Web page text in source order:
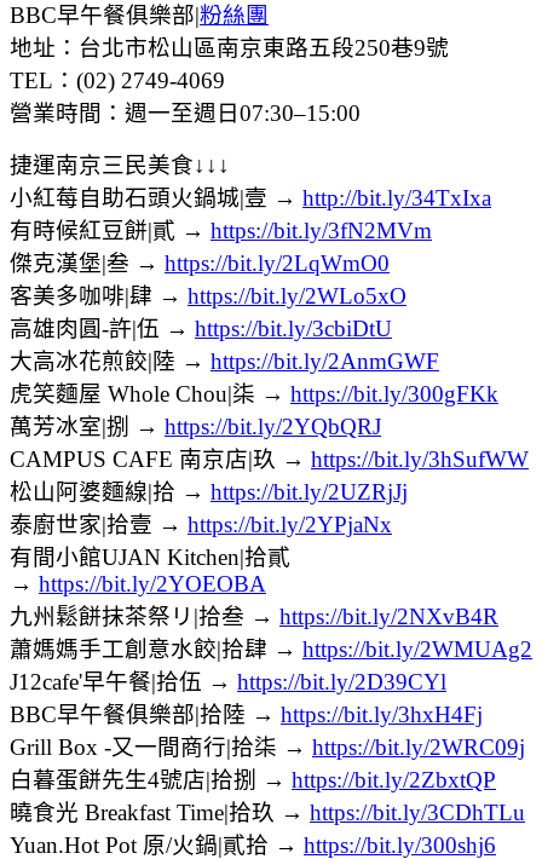
BBC早午餐俱樂部|粉絲團
地址：台北市松山區南京東路五段250巷9號
TEL：(02) 2749-4069
營業時間：週一至週日07:30–15:00
捷運南京三民美食↓↓↓
小紅莓自助石頭火鍋城|壹 → http://bit.ly/34TxIxa
有時候紅豆餅|貳 → https://bit.ly/3fN2MVm
傑克漢堡|叁 → https://bit.ly/2LqWmO0
客美多咖啡|肆 → https://bit.ly/2WLo5xO
高雄肉圓-許|伍 → https://bit.ly/3cbiDtU
大高冰花煎餃|陸 → https://bit.ly/2AnmGWF
虎笑麵屋 Whole Chou|柒 → https://bit.ly/300gFKk
萬芳冰室|捌 → https://bit.ly/2YQbQRJ
CAMPUS CAFE 南京店|玖 → https://bit.ly/3hSufWW
松山阿婆麵線|拾 → https://bit.ly/2UZRjJj
泰廚世家|拾壹 → https://bit.ly/2YPjaNx
有間小館UJAN Kitchen|拾貳
→ https://bit.ly/2YOEOBA
九州鬆餅抹茶祭リ|拾叁 → https://bit.ly/2NXvB4R
蕭媽媽手工創意水餃|拾肆 → https://bit.ly/2WMUAg2
J12cafe'早午餐|拾伍 → https://bit.ly/2D39CYl
BBC早午餐俱樂部|拾陸 → https://bit.ly/3hxH4Fj
Grill Box -又一間商行|拾柒 → https://bit.ly/2WRC09j
白暮蛋餅先生4號店|拾捌 → https://bit.ly/2ZbxtQP
曉食光 Breakfast Time|拾玖 → https://bit.ly/3CDhTLu
Yuan.Hot Pot 原/火鍋|貳拾 → https://bit.ly/300shj6